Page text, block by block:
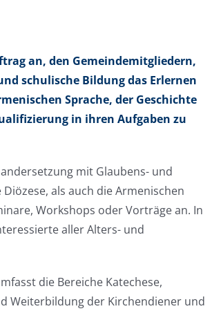
an, den Gemeindemitgliedern,
schulische Bildung das Erlernen
Sprache, der Geschichte
in ihren Aufgaben zu
mit Glaubens- und
als auch die Armenischen
Workshops oder Vorträge an. In
aller Alters- und
die Bereiche Katechese,
Weiterbildung der Kirchendiener und